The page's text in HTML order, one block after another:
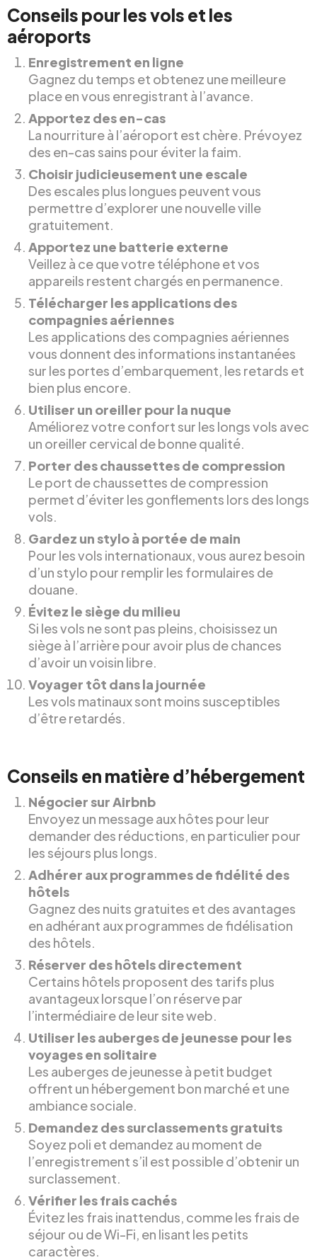
Conseils pour les vols et les
aéroports
Enregistrement en ligne
Gagnez du temps et obtenez une meilleure
place en vous enregistrant à l’avance.
Apportez des en-cas
La nourriture à l’aéroport est chère. Prévoyez
des en-cas sains pour éviter la faim.
Choisir judicieusement une escale
Des escales plus longues peuvent vous
permettre d’explorer une nouvelle ville
gratuitement.
Apportez une batterie externe
Veillez à ce que votre téléphone et vos
appareils restent chargés en permanence.
Télécharger les applications des
compagnies aériennes
Les applications des compagnies aériennes
vous donnent des informations instantanées
sur les portes d’embarquement, les retards et
bien plus encore.
Utiliser un oreiller pour la nuque
Améliorez votre confort sur les longs vols avec
un oreiller cervical de bonne qualité.
Porter des chaussettes de compression
Le port de chaussettes de compression
permet d’éviter les gonflements lors des longs
vols.
Gardez un stylo à portée de main
Pour les vols internationaux, vous aurez besoin
d’un stylo pour remplir les formulaires de
douane.
Évitez le siège du milieu
Si les vols ne sont pas pleins, choisissez un
siège à l’arrière pour avoir plus de chances
d’avoir un voisin libre.
Voyager tôt dans la journée
Les vols matinaux sont moins susceptibles
d’être retardés.
Conseils en matière d’hébergement
Négocier sur Airbnb
Envoyez un message aux hôtes pour leur
demander des réductions, en particulier pour
les séjours plus longs.
Adhérer aux programmes de fidélité des
hôtels
Gagnez des nuits gratuites et des avantages
en adhérant aux programmes de fidélisation
des hôtels.
Réserver des hôtels directement
Certains hôtels proposent des tarifs plus
avantageux lorsque l’on réserve par
l’intermédiaire de leur site web.
Utiliser les auberges de jeunesse pour les
voyages en solitaire
Les auberges de jeunesse à petit budget
offrent un hébergement bon marché et une
ambiance sociale.
Demandez des surclassements gratuits
Soyez poli et demandez au moment de
l’enregistrement s’il est possible d’obtenir un
surclassement.
Vérifier les frais cachés
Évitez les frais inattendus, comme les frais de
séjour ou de Wi-Fi, en lisant les petits
caractères.